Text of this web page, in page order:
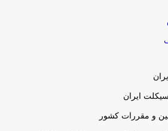
ایران
و مقررات کشور